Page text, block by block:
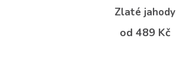
Zlaté jahody
od 489 Kč